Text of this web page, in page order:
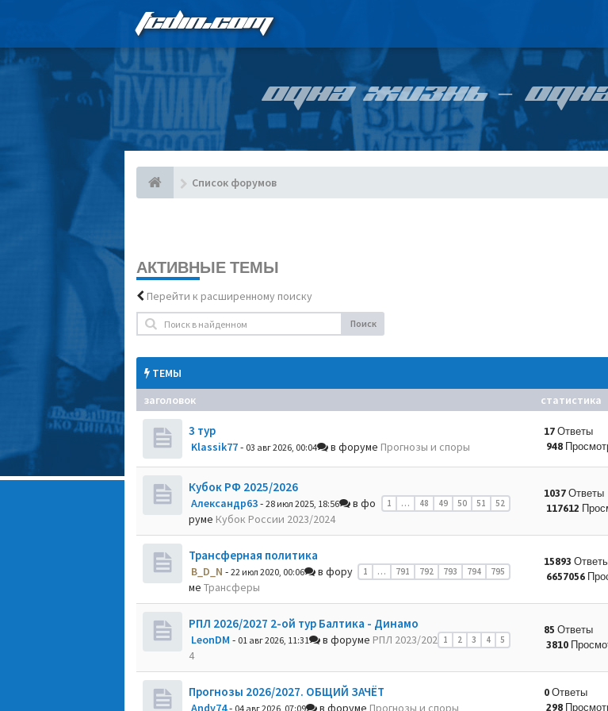
FCDIN.COM
ОДНА ЖИЗНЬ –
Список форумов
АКТИВНЫЕ ТЕМЫ
Перейти к расширенному поиску
Поиск
ТЕМЫ
заголовок
статистика
3 тур
Klassik77- 03 авг 2026, 00:04 в форуме Прогнозы и споры
17 Ответы
948
Кубок РФ 2025/2026
1 … 48 49 50 51 52
Александр63- 28 июл 2025, 18:56
в фо
руме Кубок России 2023/2024
1037 Ответы
117612
Трансферная политика
1 … 791 792 793 794 795
B_D_N - 22 июл 2020, 00:06
в фору
ме Трансферы
15893
6657056
РПЛ 2026/2027 2-ой тур Балтика - Динамо
1 2 3 4 5
LeonDM - 01 авг 2026, 11:31 в форуме РПЛ 2023/202
4
85 Ответы
3810
Прогнозы 2026/2027. ОБЩИЙ ЗАЧЁТ
Andy74- 04 авг 2026, 07:09 в форуме Прогнозы и споры
0 Ответы
298